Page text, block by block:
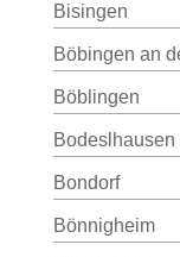
Bisingen
Böbingen an
Böblingen
Bodeslhausen
Bondorf
Bönnigheim